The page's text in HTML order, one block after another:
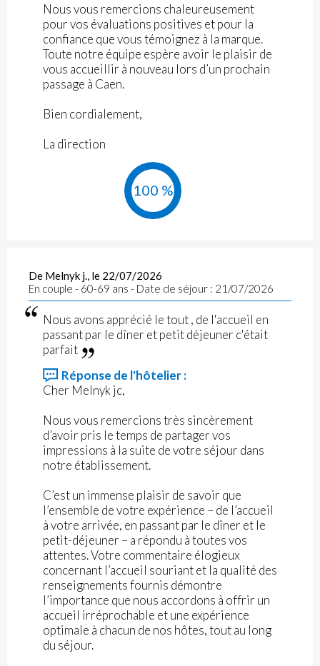
Nous vous remercions chaleureusement
pour vos évaluations positives et pour la
confiance que vous témoignez à la marque.
Toute notre équipe espère avoir le plaisir de
vous accueillir à nouveau lors d’un prochain
passage à Caen.
Bien cordialement,
La direction
100 %
De Melnyk j., le 22/07/2026
En couple - 60-69 ans - Date de séjour : 21/07/2026
Nous avons apprécié le tout , de l'accueil en
passant par le dîner et petit déjeuner c'était
parfait
Réponse de l'hôtelier :
Cher Melnyk jc,
Nous vous remercions très sincèrement
d’avoir pris le temps de partager vos
impressions à la suite de votre séjour dans
notre établissement.
C’est un immense plaisir de savoir que
l’ensemble de votre expérience – de l’accueil
à votre arrivée, en passant par le dîner et le
petit-déjeuner – a répondu à toutes vos
attentes. Votre commentaire élogieux
concernant l’accueil souriant et la qualité des
renseignements fournis démontre
l’importance que nous accordons à offrir un
accueil irréprochable et une expérience
optimale à chacun de nos hôtes, tout au long
du séjour.